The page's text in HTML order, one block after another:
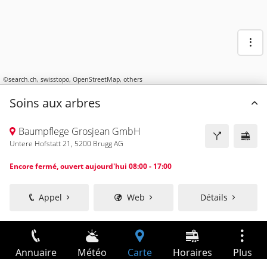
©search.ch, swisstopo, OpenStreetMap, others
Soins aux arbres
Baumpflege Grosjean GmbH
Untere Hofstatt 21, 5200 Brugg AG
Encore fermé, ouvert aujourd'hui 08:00 - 17:00
Appel Web Détails
Annuaire Météo Carte Horaires Plus